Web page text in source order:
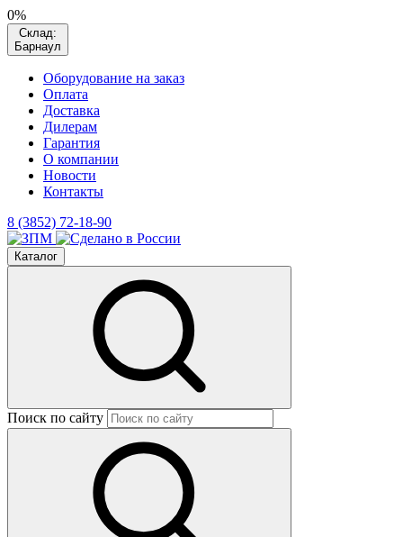
0%
Склад:
Барнаул
Оборудование на заказ
Оплата
Доставка
Дилерам
Гарантия
О компании
Новости
Контакты
8 (3852) 72-18-90
Каталог
Поиск по сайту